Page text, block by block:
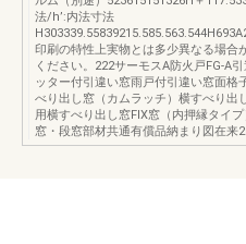
法/h’:内法寸法
印刷の特性上実物とは多少異なる場合
ください。222サーモスA防火戸FG-A
ッター付引違い窓雨戸付引違い窓面格
べり出し窓（カムラッチ）横すべり出
用横すべり出し窓FIX窓（内押縁タイ
窓・段窓部材共通有償品納まり図在来